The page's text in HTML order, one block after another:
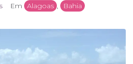
Em Alagoas ,
Bahia